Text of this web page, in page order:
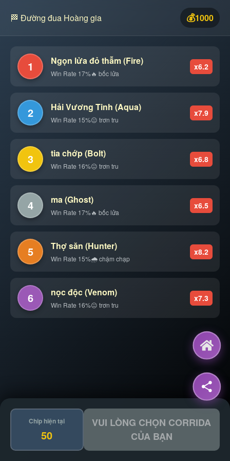
🏁 Đường đua Hoàng gia 💰1000
1 Ngọn lửa đỏ thẫm (Fire)
Win Rate 17%🔥 bốc lửa
x6.2
2 Hải Vương Tinh (Aqua)
Win Rate 15%😐 trơn tru
x7.9
3 tia chớp (Bolt)
Win Rate 16%😐 trơn tru
x6.8
4 ma (Ghost)
Win Rate 17%🔥 bốc lửa
x6.5
5 Thợ săn (Hunter)
Win Rate 15%🌧️ chậm chạp
x8.2
6 nọc độc (Venom)
Win Rate 16%😐 trơn tru
x7.3
Chip hiện tại
50
VUI LÒNG CHỌN CORRIDA
CỦA BẠN